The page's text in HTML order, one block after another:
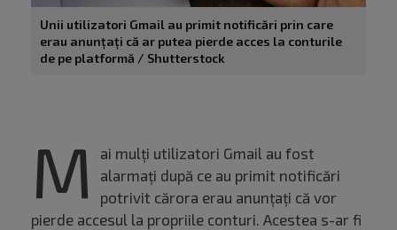
Unii utilizatori Gmail au primit notificări prin care
erau anunțați că ar putea pierde acces la conturile
de pe platformă / Shutterstock
M
ai mulți utilizatori Gmail au fost
alarmați după ce au primit notificări
potrivit cărora erau anunțați că vor
pierde accesul la propriile conturi. Acestea s-ar fi